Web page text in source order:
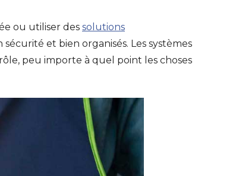
ou utiliser des solutions
et bien organisés. Les systèmes
peu importe à quel point les choses